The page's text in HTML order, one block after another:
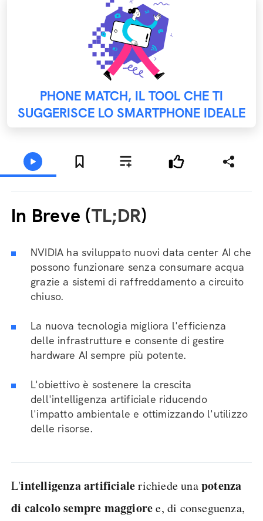
PHONE MATCH, IL TOOL CHE TI
SUGGERISCE LO SMARTPHONE IDEALE
In Breve (TL;DR)
NVIDIA ha sviluppato nuovi data center AI che
possono funzionare senza consumare acqua
grazie a sistemi di raffreddamento a circuito
chiuso.
La nuova tecnologia migliora l'efficienza
delle infrastrutture e consente di gestire
hardware AI sempre più potente.
L'obiettivo è sostenere la crescita
dell'intelligenza artificiale riducendo
l'impatto ambientale e ottimizzando l'utilizzo
delle risorse.
L'intelligenza artificialerichiede unapotenza
di calcolo sempre maggioree, di conseguenza,